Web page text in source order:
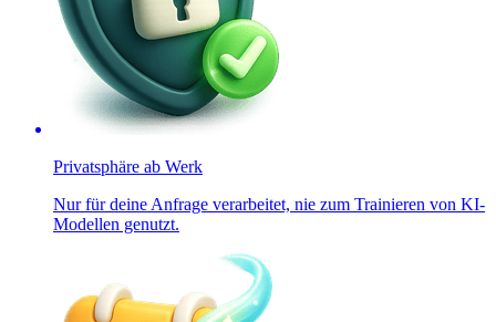
Privatsphäre ab Werk
Nur für deine Anfrage verarbeitet, nie zum Trainieren von KI-
Modellen genutzt.